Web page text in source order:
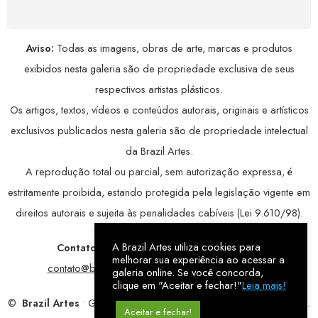
Aviso: Todas as imagens, obras de arte, marcas e produtos
exibidos nesta galeria são de propriedade exclusiva de seus
respectivos artistas plásticos.
Os artigos, textos, vídeos e conteúdos autorais, originais e artísticos
exclusivos publicados nesta galeria são de propriedade intelectual
da Brazil Artes.
A reprodução total ou parcial, sem autorização expressa, é
estritamente proibida, estando protegida pela legislação vigente em
direitos autorais e sujeita às penalidades cabíveis (Lei 9.610/98).
Contatos: WhatsApp:79 9998-1221/ E-mail:
contato@brazilartes.com/ Instagram:@brazilartes
© Brazil Artes • Galeria Online.9 anosde história (2017 – 2026).
A Brazil Artes utiliza cookies para
melhorar sua experiência ao acessar a
galeria online. Se você concorda,
clique em "Aceitar e fechar!"Leia mais!
Aceitar e fechar!